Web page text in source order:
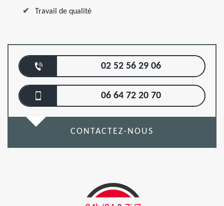
Travail de qualité
02 52 56 29 06
06 64 72 20 70
CONTACTEZ-NOUS